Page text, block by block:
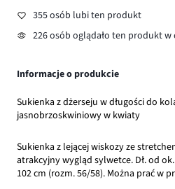
355 osób lubi ten produkt
226 osób oglądało ten produkt w
Informacje o produkcie
Sukienka z dżerseju w długości do
jasnobrzoskwiniowy w kwiaty
Sukienka z lejącej wiskozy ze
atrakcyjny wygląd sylwetce. Dł. od
102 cm (rozm. 56/58). Można prać w